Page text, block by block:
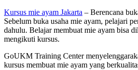
Kursus mie ayam Jakarta – Berencana
Sebelum buka usaha mie ayam, pelajari
dahulu. Belajar membuat mie ayam bisa
mengikuti kursus.
GoUKM Training Center
kursus membuat mie ayam yang